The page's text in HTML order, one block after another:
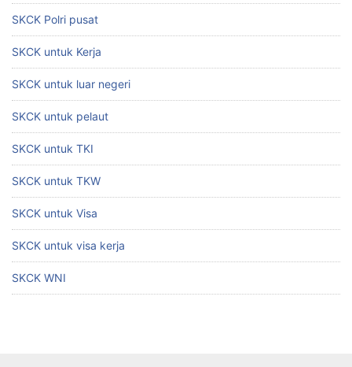
SKCK Polri pusat
SKCK untuk Kerja
SKCK untuk luar negeri
SKCK untuk pelaut
SKCK untuk TKI
SKCK untuk TKW
SKCK untuk Visa
SKCK untuk visa kerja
SKCK WNI